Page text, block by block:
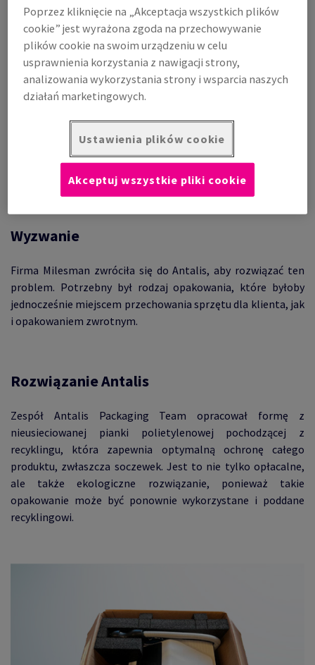
Milesman, producent i sprzedawca kompaktowych laserów
diodowych do trwałego usuwania owłosienia, ma ponad 20-
letnie doświadczenie i działa w ponad 40 krajach. Dostarcza
sprzęt klientom końcowym, zazwyczaj na zasadzie wynajmu
lub leasingu.
sprzęt - i tu pojawiły się problemy: z powodu niewłaściwego
opakowania do transportu marka otrzymywała ogromną
ilość uszkodzonych elementów, zwłaszcza części soczewek
Wyzwanie
Firma Milesman zwróciła się do Antalis, aby rozwiązać ten
problem. Potrzebny był rodzaj opakowania, które byłoby
jednocześnie miejscem przechowania sprzętu dla klienta, jak
i opakowaniem zwrotnym.
Rozwiązanie Antalis
Zespół Antalis Packaging Team opracował formę z
nieusieciowanej pianki polietylenowej pochodzącej z
recyklingu, która zapewnia optymalną ochronę całego
produktu, zwłaszcza soczewek. Jest to nie tylko opłacalne,
ale także ekologiczne rozwiązanie, ponieważ takie
opakowanie może być ponownie wykorzystane i poddane
recyklingowi.
Poprzez kliknięcie na „Akceptacja wszystkich plików
cookie” jest wyrażona zgoda na przechowywanie
plików cookie na swoim urządzeniu w celu
usprawnienia korzystania z nawigacji strony,
analizowania wykorzystania strony i wsparcia naszych
działań marketingowych.
Ustawienia plików cookie
Akceptuj wszystkie pliki cookie